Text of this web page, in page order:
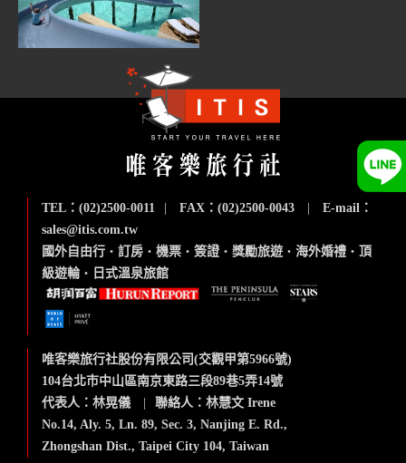
TEL：(02)2500-0011 FAX：(02)2500-0043
E-mail：
sales@itis.com.tw
國外自由行 ‧ 訂房 ‧ 機票 ‧ 簽證 ‧ 獎勵旅遊 ‧ 海外婚禮 ‧ 頂
級遊輪 ‧ 日式溫泉旅館
唯客樂旅行社股份有限公司(交觀甲第5966號)
104台北市中山區南京東路三段89巷5弄14號
代表人：林晃儀
聯絡人：林慧文 Irene
No.14, Aly. 5, Ln. 89, Sec. 3, Nanjing E. Rd.,
Zhongshan Dist., Taipei City 104, Taiwan